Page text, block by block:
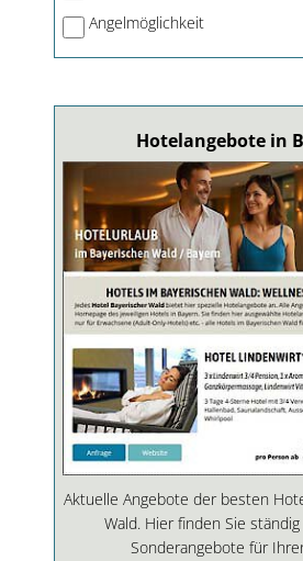
Angelmöglichkeit
Hotelangebote in
Aktuelle Angebote der besten
Wald. Hier finden Sie
Sonderangebote für